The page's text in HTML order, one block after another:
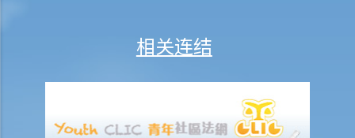
22. 关于印刷品的版权法例，是否同样适用于电子形式作品？
23. 「多媒体作品」是甚么意思？这类作品的版权会有甚么特别之处
24. 在网站列载的内容及电邮讯息，是否会受到版权保护？那么互联网
站的域名又如何？
相关连结